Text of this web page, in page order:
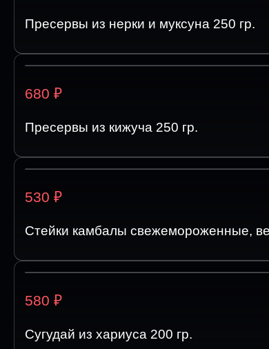
Пресервы из нерки и муксуна 250 гр.
680 ₽
Пресервы из кижуча 250 гр.
530 ₽
Стейки камбалы свежемороженные,
580 ₽
Сугудай из хариуса 200 гр.